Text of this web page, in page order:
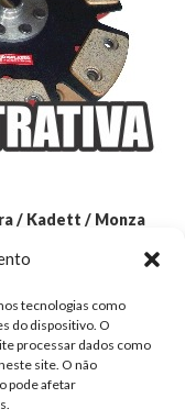
tecnologias como
do dispositivo. O
processar dados como
site. O não
pode afetar
/ Kadett / Monza